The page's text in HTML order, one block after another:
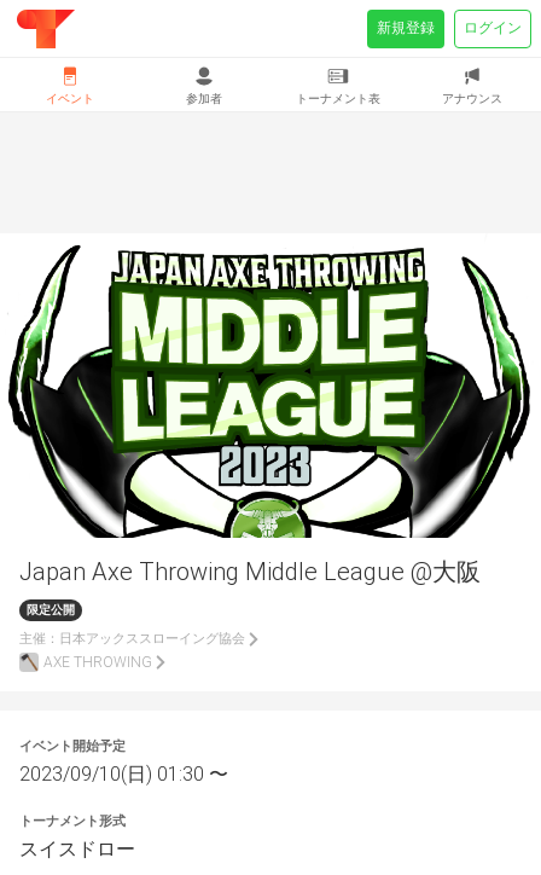
Japan Axe Throwing Middle League @大阪
限定公開
主催： 日本アックススローイング協会
AXE THROWING
イベント開始予定
2023/09/10(日) 01:30 〜
トーナメント形式
スイスドロー
イベント 参加者 トーナメント表 アナウンス
新規登録 ログイン